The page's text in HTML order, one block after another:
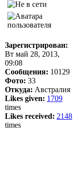
Зарегистрирован:
Вт май 28, 2013,
09:08
Сообщения: 10129
Фото: 33
Откуда: Австралия
Likes given: 1709
times
Likes received: 2148
times